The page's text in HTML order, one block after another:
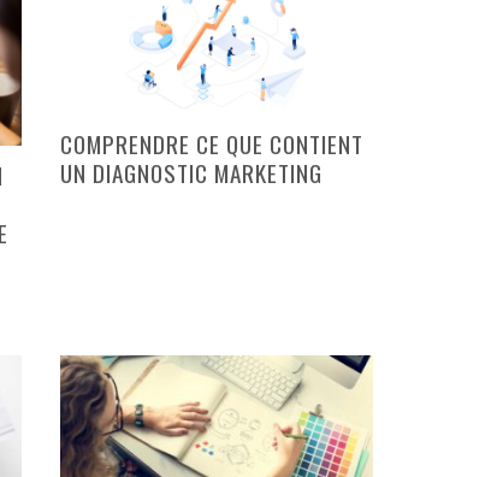
COMPRENDRE CE QUE CONTIENT
UN DIAGNOSTIC MARKETING